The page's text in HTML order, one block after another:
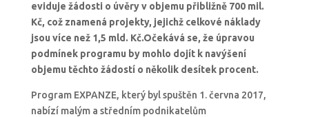
eviduje žádosti o úvěry v objemu přibližně 700 mil.
Kč, což znamená projekty, jejichž celkové náklady
jsou více než 1,5 mld. Kč.Očekává se, že úpravou
podmínek programu by mohlo dojít k navýšení
objemu těchto žádostí o několik desítek procent.
Program EXPANZE, který byl spuštěn 1. června 2017,
nabízí malým a středním podnikatelům